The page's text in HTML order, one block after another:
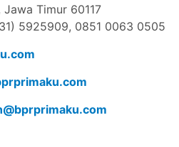
Timur 60117
5925909, 0851 0063 0505